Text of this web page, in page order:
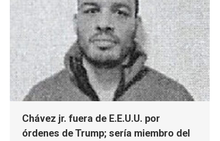
Chávez jr. fuera de E.E.U.U. por
órdenes de Trump; sería miembro del